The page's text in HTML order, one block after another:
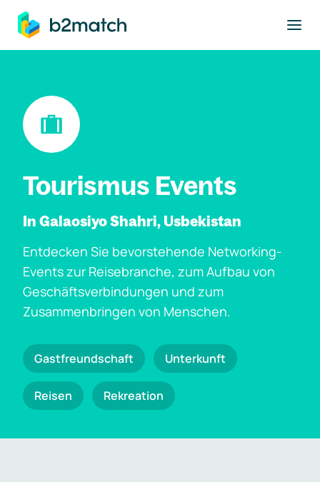
springen
Tourismus Events
In Galaosiyo Shahri, Usbekistan
Entdecken Sie bevorstehende Networking-
Events zur Reisebranche, zum Aufbau von
Geschäftsverbindungen und zum
Zusammenbringen von Menschen.
Gastfreundschaft Unterkunft
Reisen Rekreation